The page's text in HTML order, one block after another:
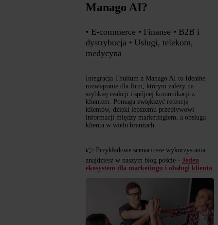
Manago AI?
• E-commerce • Finanse • B2B i
dystrybucja • Usługi, telekom,
medycyna
Integracja Thulium z Manago AI to Idealne
rozwiązanie dla firm, którym zależy na
szybkiej reakcji i spójnej komunikacji z
klientem. Pomaga zwiększyć retencję
klientów, dzięki lepszemu przepływowi
informacji między marketingiem, a obsługa
klienta w wielu branżach.
👉 Przykładowe scenariusze wykorzystania
znajdziesz w naszym blog poście - Jeden
ekosystem dla marketingu i obsługi klienta.